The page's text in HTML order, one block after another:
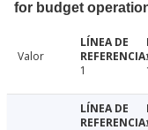
for budget
Valor
1